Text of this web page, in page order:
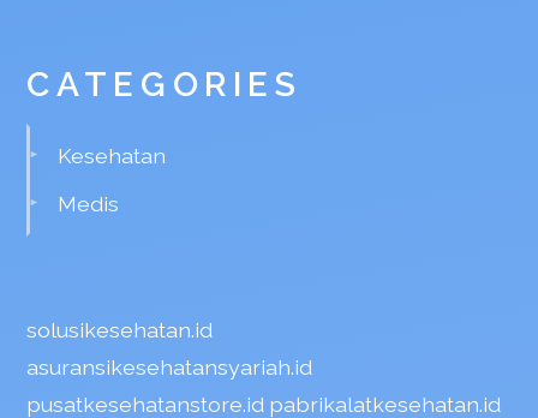
CATEGORIES
Kesehatan
Medis
solusikesehatan.id
asuransikesehatansyariah.id
pusatkesehatanstore.id pabrikalatkesehatan.id